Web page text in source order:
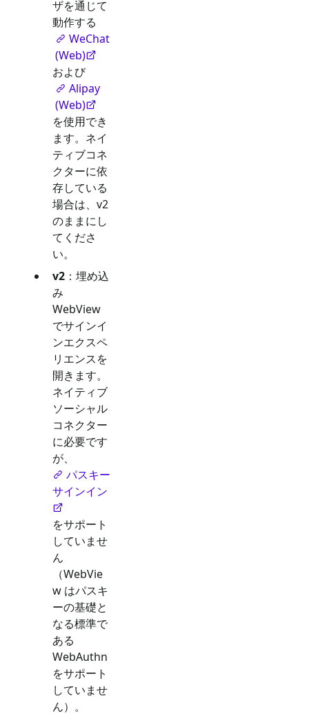
ザを通じて
動作する
WeChat
(Web)
および
Alipay
(Web)
を使用でき
ます。ネイ
ティブコネ
クターに依
存している
場合は、v2
のままにし
てくださ
い。
v2 ：埋め込
み
WebView
でサインイ
ンエクスペ
リエンスを
開きます。
ネイティブ
ソーシャル
コネクター
に必要です
が、
パスキー
サインイン
をサポート
していませ
ん
（WebVie
w はパスキ
ーの基礎と
なる標準で
ある
WebAuthn
をサポート
していませ
ん）。